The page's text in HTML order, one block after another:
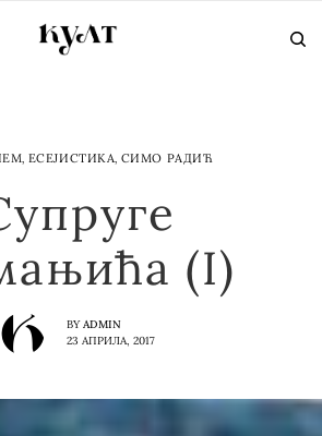
, ЕСЕЈИСТИКА, СИМО РАДИЋ
(I)
BY ADMIN
23 АПРИЛА, 2017